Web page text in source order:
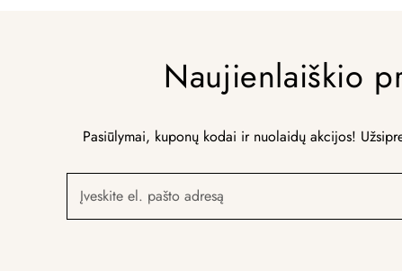
Naujienlaiškio
Pasiūlymai, kuponų kodai ir nuolaidų akcijos!
Įveskite el. pašto adresą